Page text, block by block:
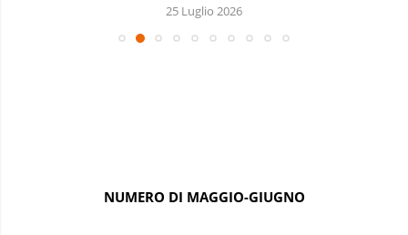
19 Luglio 2026
NUMERO DI MAGGIO-GIUGNO